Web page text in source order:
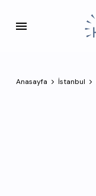
Anasayfa İstanbul